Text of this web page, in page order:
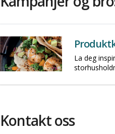
La deg
Kontakt oss